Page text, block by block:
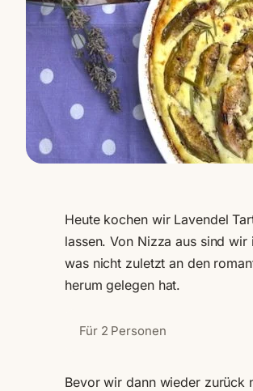
Heute kochen wir Lavendel
lassen. Von Nizza aus sind
was nicht zuletzt an den
herum gelegen hat.
Für 2 Personen
Bevor wir dann wieder zurück